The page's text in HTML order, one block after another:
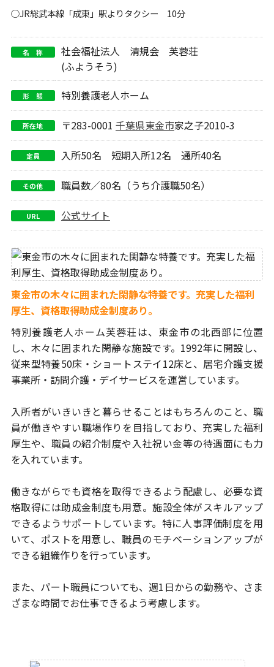
○JR総武本線「成東」駅よりタクシー 10分
名 称
社会福祉法人 清規会 芙蓉荘
(ふようそう)
形 態 特別養護老人ホーム
所在地 〒283-0001 千葉県東金市家之子2010-3
定員 入所50名 短期入所12名 通所40名
その他 職員数／80名（うち介護職50名）
URL 公式サイト
東金市の木々に囲まれた閑静な特養です。充実した福利
厚生、資格取得助成金制度あり。
特別養護老人ホーム芙蓉荘は、東金市の北西部に位置
し、木々に囲まれた閑静な施設です。1992年に開設し、
従来型特養50床・ショートステイ12床と、居宅介護支援
事業所・訪問介護・デイサービスを運営しています。
入所者がいきいきと暮らせることはもちろんのこと、職
員が働きやすい職場作りを目指しており、充実した福利
厚生や、職員の紹介制度や入社祝い金等の待遇面にも力
を入れています。
働きながらでも資格を取得できるよう配慮し、必要な資
格取得には助成金制度も用意。施設全体がスキルアップ
できるようサポートしています。 特に人事評価制度を用
いて、ポストを用意し、職員のモチベーションアップが
できる組織作りを行っています。
また、パート職員についても、週1日からの勤務や、さま
ざまな時間でお仕事できるよう考慮します。